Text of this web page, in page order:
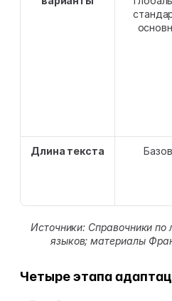
Длина текста
Источники: Справочники по
языков; материалы
Четыре этапа